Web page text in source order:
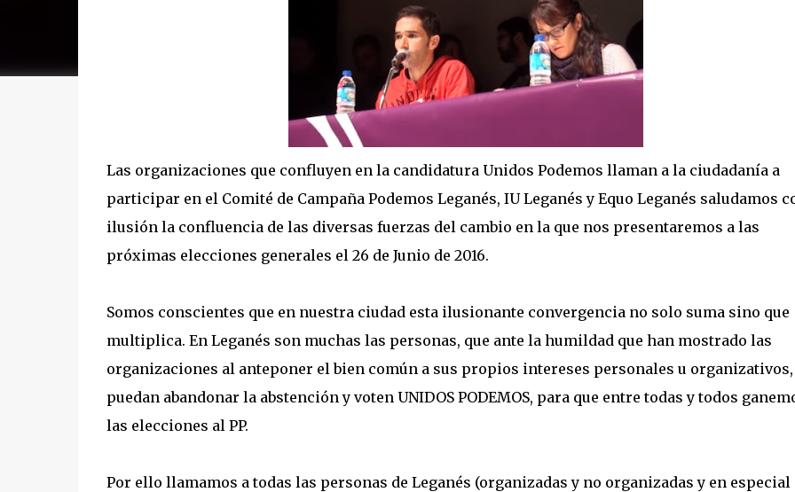
Las organizaciones que confluyen en la candidatura Unidos Podemos llaman a la ciudadanía a
participar en el Comité de Campaña Podemos Leganés, IU Leganés y Equo Leganés saludamos
ilusión la confluencia de las diversas fuerzas del cambio en la que nos presentaremos a las
próximas elecciones generales el 26 de Junio de 2016.
Somos conscientes que en nuestra ciudad esta ilusionante convergencia no solo suma sino que
multiplica. En Leganés son muchas las personas, que ante la humildad que han mostrado las
organizaciones al anteponer el bien común a sus propios intereses personales u organizativos,
puedan abandonar la abstención y voten UNIDOS PODEMOS, para que entre todas y todos
las elecciones al PP.
Por ello llamamos a todas las personas de Leganés (organizadas y no organizadas y en especial